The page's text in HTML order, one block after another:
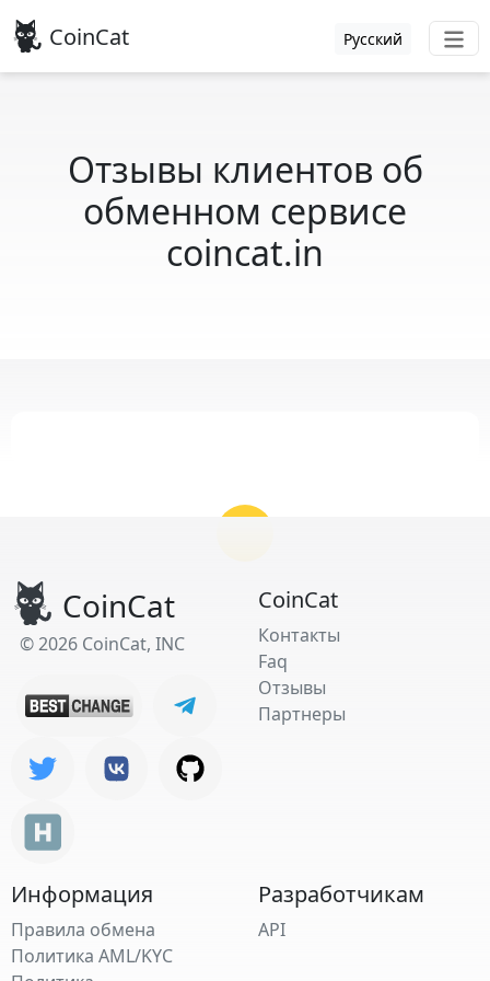
CoinCat Русский
Отзывы клиентов об
обменном сервисе
coincat.in
CoinCat
© 2026 CoinCat, INC
CoinCat
Контакты
Faq
Отзывы
Партнеры
Информация
Правила обмена
Политика AML/KYC
Разработчикам
API